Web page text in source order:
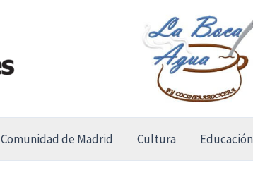
Comunidad de Madrid Cultura Educación